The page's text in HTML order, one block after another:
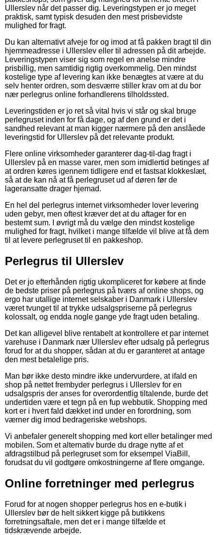
Ullerslev når det passer dig. Leveringstypen er jo meget
praktisk, samt typisk desuden den mest prisbevidste
mulighed for fragt.
Du kan alternativt afveje for og imod at få pakken bragt til din
hjemmeadresse i Ullerslev eller til adressen på dit arbejde.
Leveringstypen viser sig som regel en anelse mindre
prisbillig, men samtidig rigtig overkommelig. Den mindst
kostelige type af levering kan ikke benægtes at være at du
selv henter ordren, som desværre stiller krav om at du bor
nær perlegrus online forhandlerens tilholdssted.
Leveringstiden er jo ret så vital hvis vi står og skal bruge
perlegruset inden for få dage, og af den grund er det i
sandhed relevant at man kigger nærmere på den anslåede
leveringstid for Ullerslev på det relevante produkt.
Flere online virksomheder garanterer dag-til-dag fragt i
Ullerslev på en masse varer, men som imidlertid betinges af
at ordren køres igennem tidligere end et fastsat klokkeslæt,
så at de kan nå at få perlegruset ud af døren før de
lageransatte drager hjemad.
En hel del perlegrus internet virksomheder lover levering
uden gebyr, men oftest kræver det at du aftager for en
bestemt sum. I øvrigt må du vælge den mindst kostelige
mulighed for fragt, hvilket i mange tilfælde vil blive at få dem
til at levere perlegruset til en pakkeshop.
Perlegrus til Ullerslev
Det er jo efterhånden rigtig ukompliceret for købere at finde
de bedste priser på perlegrus på tværs af online shops, og
ergo har utallige internet selskaber i Danmark i Ullerslev
været tvunget til at trykke udsalgspriserne på perlegrus
kolossalt, og endda nogle gange yde fragt uden betaling.
Det kan alligevel blive rentabelt at kontrollere et par internet
varehuse i Danmark nær Ullerslev efter udsalg på perlegrus
forud for at du shopper, sådan at du er garanteret at antage
den mest betalelige pris.
Man bør ikke desto mindre ikke undervurdere, at ifald en
shop på nettet frembyder perlegrus i Ullerslev for en
udsalgspris der anses for overordentlig tiltalende, burde det
undertiden være et tegn på en fup webbutik. Shopping med
kort er i hvert fald dækket ind under en forordning, som
værner dig imod bedrageriske webshops.
Vi anbefaler generelt shopping med kort eller betalinger med
mobilen. Som et alternativ burde du drage nytte af et
afdragstilbud på perlegruset som for eksempel ViaBill,
forudsat du vil godtgøre omkostningerne af flere omgange.
Online forretninger med perlegrus
Forud for at nogen shopper perlegrus hos en e-butik i
Ullerslev bør de helt sikkert kigge på butikkens
forretningsaftale, men det er i mange tilfælde et
tidskrævende arbejde.